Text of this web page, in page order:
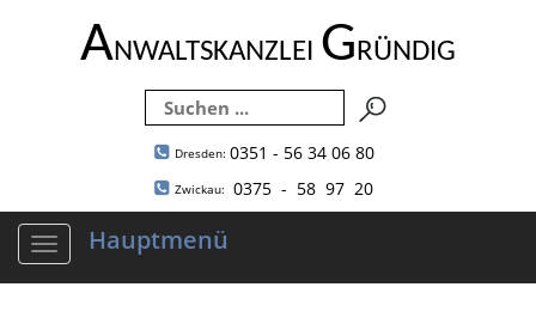
ANWALTSKANZLEI GRÜNDIG
Dresden: 0351 - 56 34 06 80
Zwickau: 0375 - 58 97 20
Navigation
ein-/ausblenden
Hauptmenü